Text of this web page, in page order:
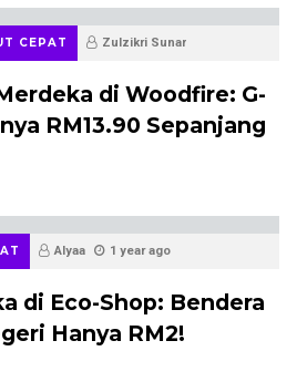
CEPAT Zulzikri Sunar
di Woodfire: G-
RM13.90 Sepanjang
Alyaa 1 year ago
di Eco-Shop: Bendera
Hanya RM2!